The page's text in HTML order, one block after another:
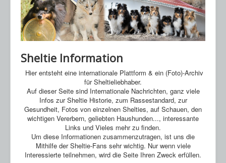
Impressum / Datenschutz
An- & Abmeldung
Links
HP Ahnentafeln
Sheltie Archiv
Sheltie Information
Hier entsteht eine internationale Plattform & ein (Foto)-Archiv
für Sheltieliebhaber.
Auf dieser Seite sind Internationale Nachrichten, ganz viele
Infos zur Sheltie Historie, zum Rassestandard, zur
Gesundheit, Fotos von einzelnen Shelties, auf Schauen, den
wichtigen Vererbern, geliebten Haushunden..., interessante
Links und Vieles mehr zu finden.
Um diese Informationen zusammenzutragen, ist uns die
Mithilfe der Sheltie-Fans sehr wichtig. Nur wenn viele
Interessierte teilnehmen, wird die Seite Ihren Zweck erfüllen.